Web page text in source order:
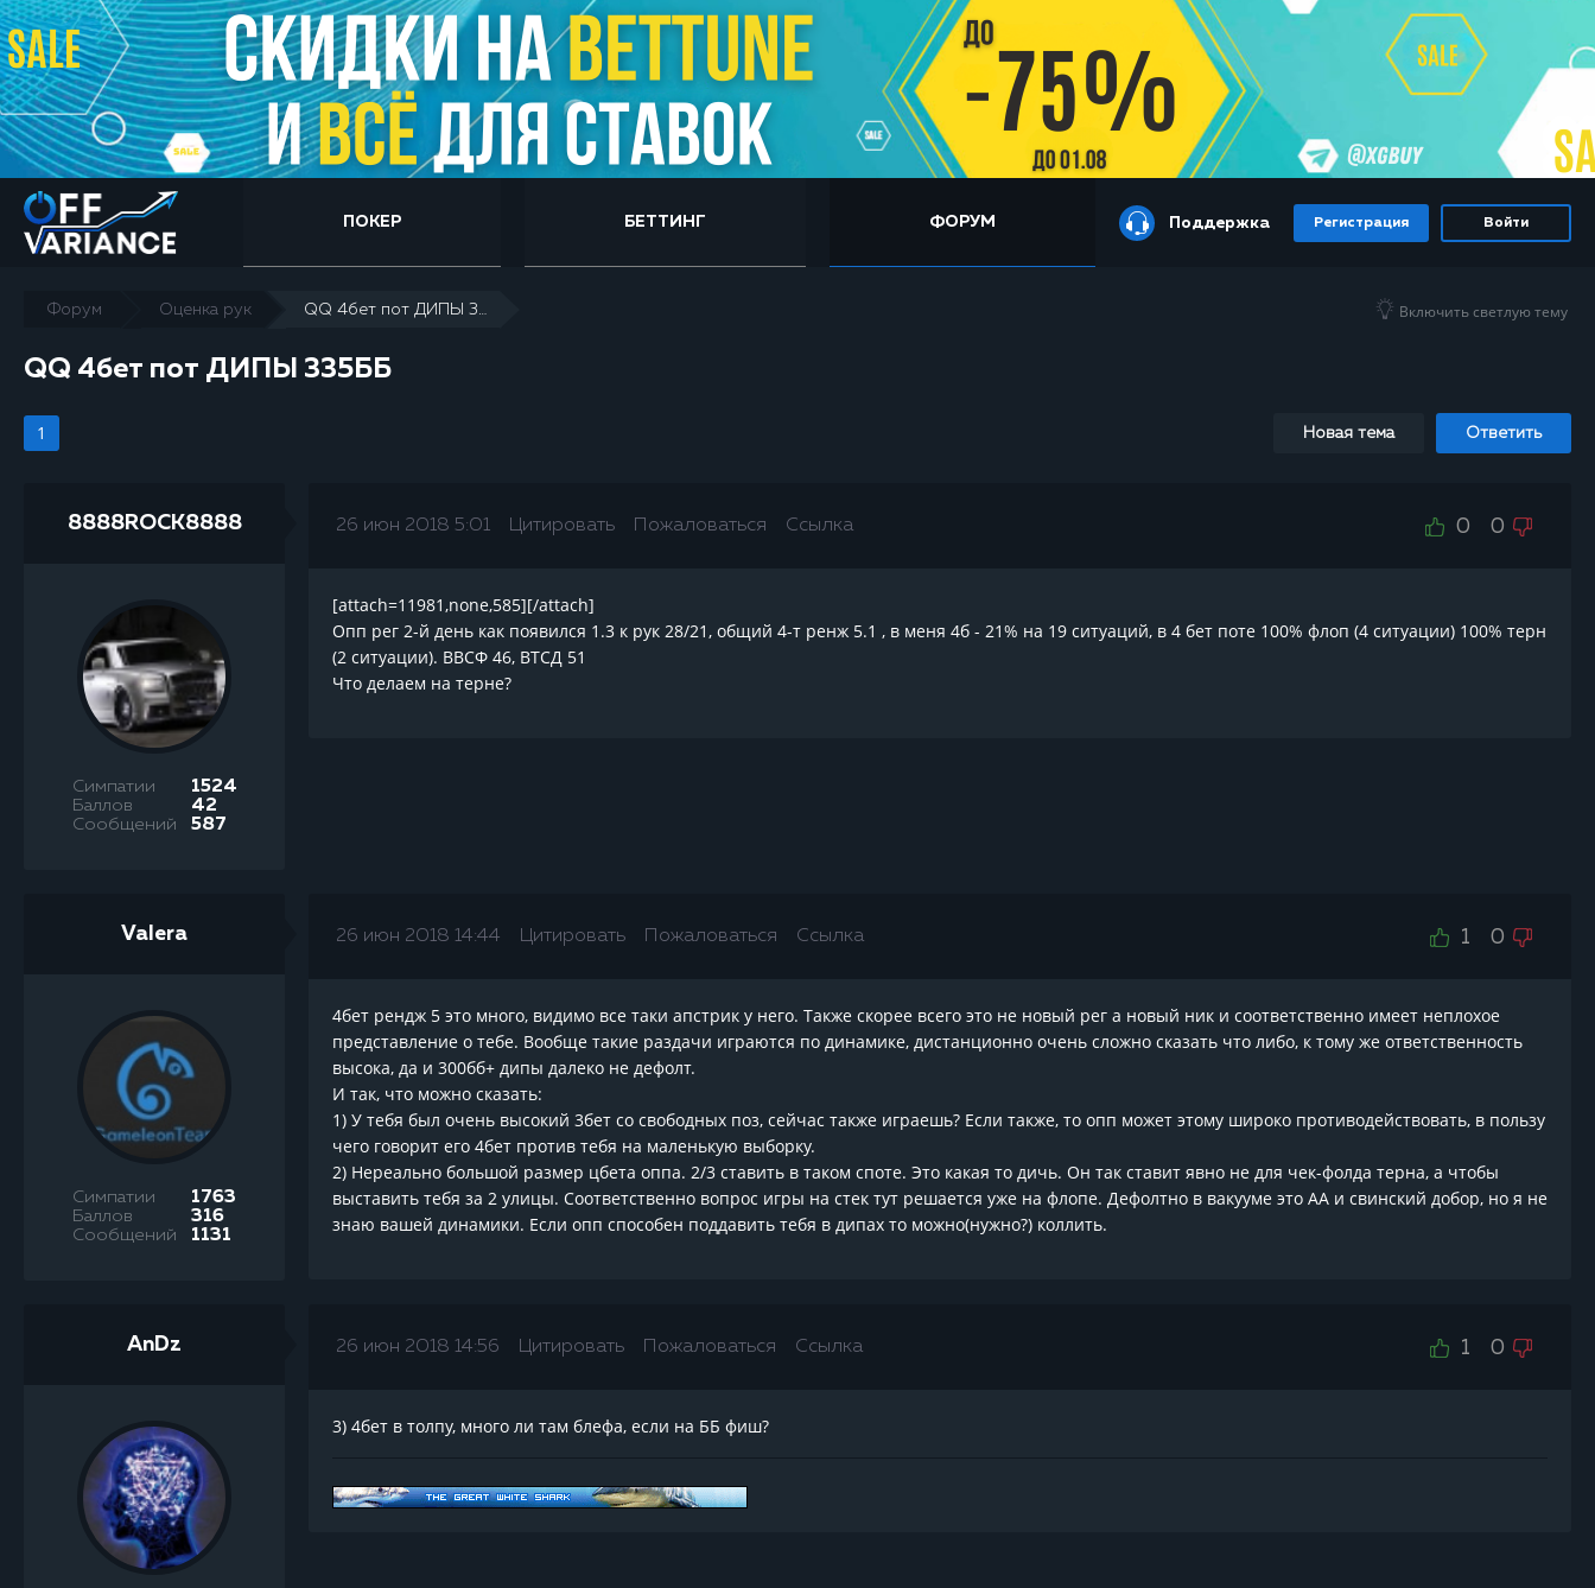
ПОКЕР БЕТТИНГ ФОРУМ Поддержка Регистрация Войти
Форум Оценка рук QQ 4бет пот ДИПЫ 335ББ Включить светлую тему
QQ 4бет пот ДИПЫ 335ББ
1 Новая тема Ответить
8888ROCK8888
Симпатии 1524
Баллов 42
Сообщений 587
26 июн 2018 5:01 Цитировать Пожаловаться Ссылка 0 0
[attach=11981,none,585][/attach]
Опп рег 2-й день как появился 1.3 к рук 28/21, общий 4-т ренж 5.1 , в меня 4б - 21% на 19 ситуаций, в 4 бет поте 100% флоп (4 ситуации) 100% терн
(2 ситуации). ВВСФ 46, ВТСД 51
Что делаем на терне?
Valera
Симпатии 1763
Баллов 316
Сообщений 1131
26 июн 2018 14:44 Цитировать Пожаловаться Ссылка 1 0
4бет рендж 5 это много, видимо все таки апстрик у него. Также скорее всего это не новый рег а новый ник и соответственно имеет неплохое
представление о тебе. Вообще такие раздачи играются по динамике, дистанционно очень сложно сказать что либо, к тому же ответственность
высока, да и 300бб+ дипы далеко не дефолт.
И так, что можно сказать:
1) У тебя был очень высокий 3бет со свободных поз, сейчас также играешь? Если также, то опп может этому широко противодействовать, в пользу
чего говорит его 4бет против тебя на маленькую выборку.
2) Нереально большой размер цбета оппа. 2/3 ставить в таком споте. Это какая то дичь. Он так ставит явно не для чек-фолда терна, а чтобы
выставить тебя за 2 улицы. Соответственно вопрос игры на стек тут решается уже на флопе. Дефолтно в вакууме это АА и свинский добор, но я не
знаю вашей динамики. Если опп способен поддавить тебя в дипах то можно(нужно?) коллить.
AnDz 26 июн 2018 14:56 Цитировать Пожаловаться Ссылка 1 0
3) 4бет в толпу, много ли там блефа, если на ББ фиш?